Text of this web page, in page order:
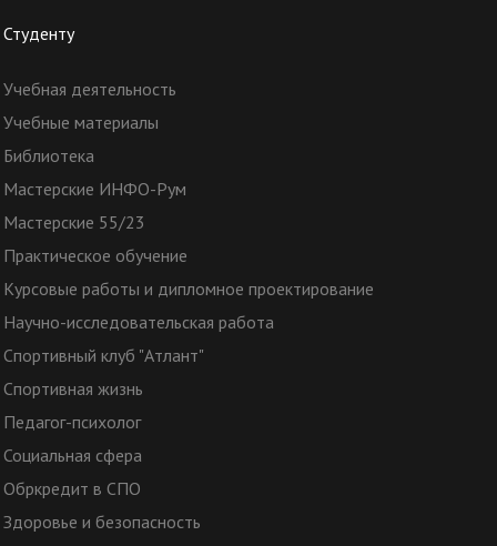
Студенту
Учебная деятельность
Учебные материалы
Библиотека
Мастерские ИНФО-Рум
Мастерские 55/23
Практическое обучение
Курсовые работы и дипломное проектирование
Научно-исследовательская работа
Спортивный клуб "Атлант"
Спортивная жизнь
Педагог-психолог
Социальная сфера
Обркредит в СПО
Здоровье и безопасность